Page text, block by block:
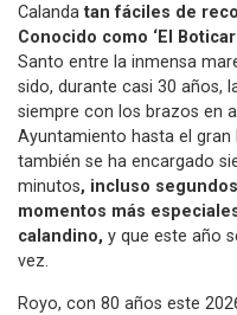
Calanda tan fáciles de
Conocido como ‘El
Santo entre la inmensa
sido, durante casi 30 años,
siempre con los brazos en
Ayuntamiento hasta el gran
también se ha encargado
minutos, incluso
momentos más
calandino, y que este año
vez.
Royo, con 80 años este